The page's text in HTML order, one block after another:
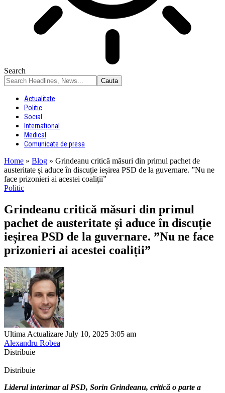
Search
Actualitate
Politic
Social
International
Medical
Comunicate de presa
Home » Blog » Grindeanu critică măsuri din primul pachet de
austeritate și aduce în discuție ieșirea PSD de la guvernare. ”Nu ne
face prizonieri ai acestei coaliții”
Politic
Grindeanu critică măsuri din primul
pachet de austeritate și aduce în discuție
ieșirea PSD de la guvernare. ”Nu ne face
prizonieri ai acestei coaliții”
Ultima Actualizare July 10, 2025 3:05 am
Alexandru Robea
Distribuie
Distribuie
Liderul interimar al PSD, Sorin Grindeanu, critică o parte a